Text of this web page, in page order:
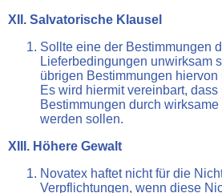
XII. Salvatorische Klausel
Sollte eine der Bestimmungen
Lieferbedingungen unwirksam
übrigen Bestimmungen
Es wird hiermit vereinbart,
Bestimmungen durch
werden sollen.
XIII. Höhere Gewalt
Novatex haftet nicht für die
Verpflichtungen, wenn diese